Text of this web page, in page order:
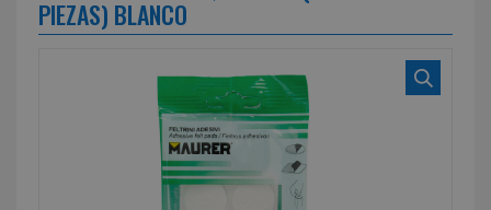
PIEZAS) BLANCO